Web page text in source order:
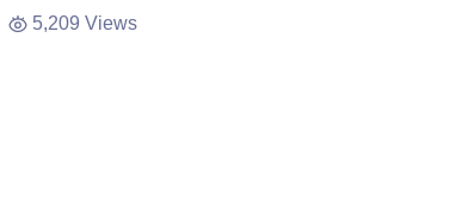
5,209 Views